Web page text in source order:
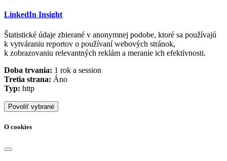
LinkedIn Insight
Štatistické údaje zbierané v anonymnej podobe, ktoré sa používajú
k vytváraniu reportov o používaní webových stránok,
k zobrazovaniu relevantných reklám a meranie ich efektívnosti.
Doba trvania: 1 rok a session
Tretia strana: Áno
Typ: http
Povoliť vybrané
O cookies